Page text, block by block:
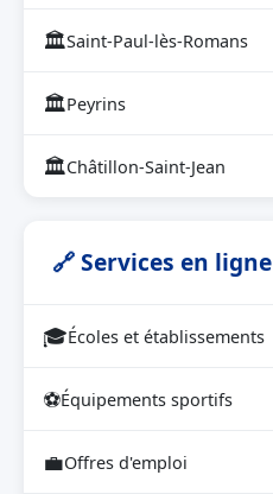
🏛Saint-Paul-lès-Romans
🏛Peyrins
🏛Châtillon-Saint-Jean
🔗 Services en ligne
🎓Écoles et établissements
⚽Équipements sportifs
💼Offres d'emploi